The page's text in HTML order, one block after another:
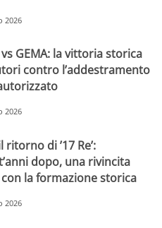
2026
GEMA: la vittoria storica
contro l’addestramento
2026
ritorno di ’17 Re’:
dopo, una rivincita
la formazione storica
2026